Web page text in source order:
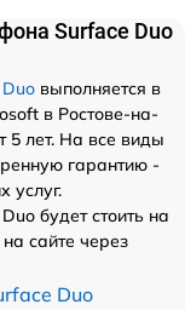
Surface Duo
выполняется в
в Ростове-на-
5 лет. На все виды
гарантию -
услуг.
будет стоить на
сайте через
Duo